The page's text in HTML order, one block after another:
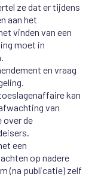
ze dat er tijdens
aan het
vinden van een
moet in
en vraag
kan
van
over de
een
op nadere
(na publicatie) zelf